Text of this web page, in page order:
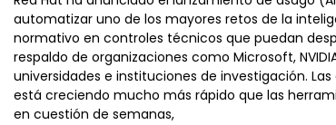
automatizar uno de los mayores retos de la
normativo en controles técnicos que puedan
respaldo de organizaciones como Microsoft,
universidades e instituciones de investigación.
está creciendo mucho más rápido que las
en cuestión de semanas,